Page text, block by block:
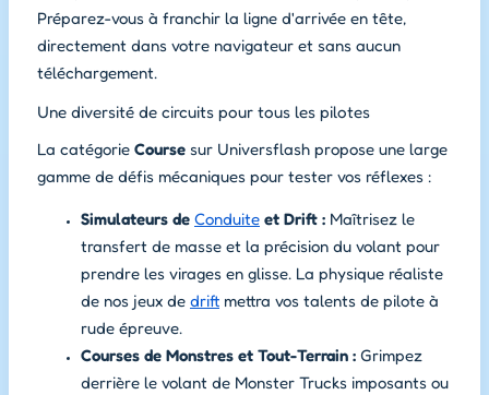
Préparez-vous à franchir la ligne d'arrivée en tête,
directement dans votre navigateur et sans aucun
téléchargement.
Une diversité de circuits pour tous les pilotes
La catégorie Course sur Universflash propose une large
gamme de défis mécaniques pour tester vos réflexes :
Simulateurs de Conduite et Drift : Maîtrisez le
transfert de masse et la précision du volant pour
prendre les virages en glisse. La physique réaliste
de nos jeux de drift mettra vos talents de pilote à
rude épreuve.
Courses de Monstres et Tout-Terrain : Grimpez
derrière le volant de Monster Trucks imposants ou